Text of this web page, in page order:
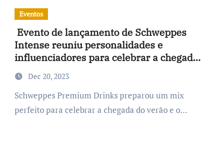
Eventos
Evento de lançamento de Schweppes
Intense reuniu personalidades e
influenciadores para celebrar a chegada
do verão
Dec 20, 2023
Schweppes Premium Drinks preparou um mix
perfeito para celebrar a chegada do verão e o...